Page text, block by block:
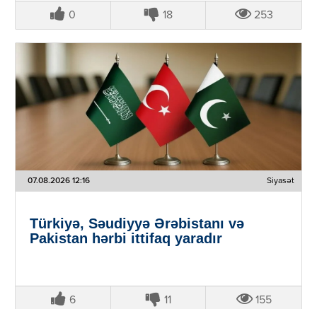
0 18 253
07.08.2026 12:16 Siyasət
Türkiyə, Səudiyyə Ərəbistanı və
Pakistan hərbi ittifaq yaradır
6 11 155